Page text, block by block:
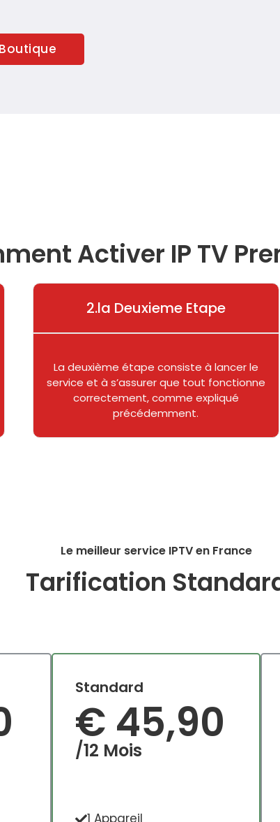
Activer IP TV
2.la Deuxieme Etape
La deuxième étape consiste à lancer le
service et à s’assurer que tout fonctionne
correctement, comme expliqué
précédemment.
Le meilleur service IPTV en France
Tarification
Standard
€ 45,90
/12 Mois
1 Appareil